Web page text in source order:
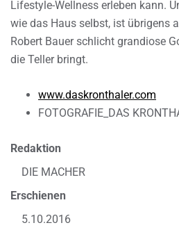
Lifestyle-Wellness erleben kann.
wie das Haus selbst, ist übrigens
Robert Bauer schlicht grandiose
die Teller bringt.
www.daskronthaler.com
FOTOGRAFIE_DAS
Redaktion
DIE MACHER
Erschienen
5.10.2016